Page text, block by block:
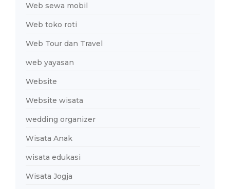
Web sewa mobil
Web toko roti
Web Tour dan Travel
web yayasan
Website
Website wisata
wedding organizer
Wisata Anak
wisata edukasi
Wisata Jogja